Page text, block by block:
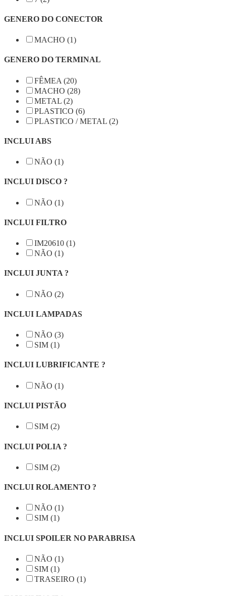
GENERO DO CONECTOR
MACHO (1)
GENERO DO TERMINAL
FÊMEA (20)
MACHO (28)
METAL (2)
PLASTICO (6)
PLASTICO / METAL (2)
INCLUI ABS
NÃO (1)
INCLUI DISCO ?
NÃO (1)
INCLUI FILTRO
IM20610 (1)
NÃO (1)
INCLUI JUNTA ?
NÃO (2)
INCLUI LAMPADAS
NÃO (3)
SIM (1)
INCLUI LUBRIFICANTE ?
NÃO (1)
INCLUI PISTÃO
SIM (2)
INCLUI POLIA ?
SIM (2)
INCLUI ROLAMENTO ?
NÃO (1)
SIM (1)
INCLUI SPOILER NO PARABRISA
NÃO (1)
SIM (1)
TRASEIRO (1)